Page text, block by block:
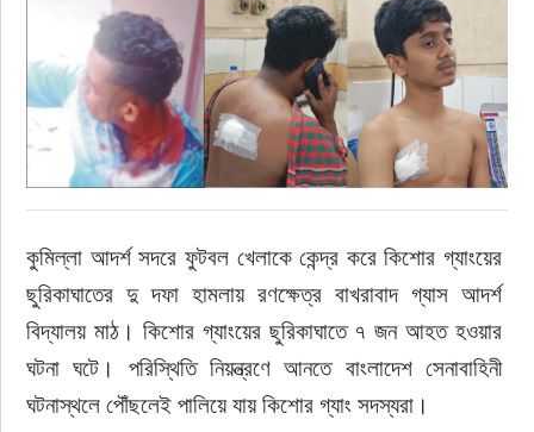
রাজনীতি
নির্বাচন
আলোচিত সংবাদ
ই-পেপার
অন্যান্য
কুমিল্লা আদর্শ সদরে ফুটবল খেলাকে কেন্দ্র করে কিশোর গ্যাংয়ের
ছুরিকাঘাতের দু দফা হামলায় রণক্ষেত্র বাখরাবাদ গ্যাস আদর্শ
বিদ্যালয় মাঠ। কিশোর গ্যাংয়ের ছুরিকাঘাতে ৭ জন আহত হওয়ার
ঘটনা ঘটে। পরিস্থিতি নিয়ন্ত্রণে আনতে বাংলাদেশ সেনাবাহিনী
ঘটনাস্থলে পৌঁছলেই পালিয়ে যায় কিশোর গ্যাং সদস্যরা।